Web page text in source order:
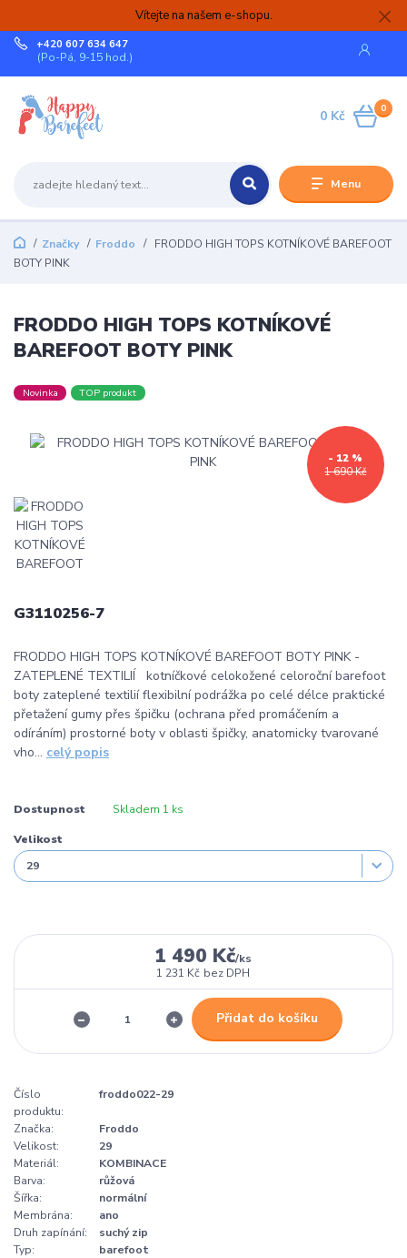
Vítejte na našem e-shopu.
Menu
+420 607 634 647
(Po-Pá, 9-15 hod.)
0
0 Kč
Značky Froddo
FRODDO HIGH TOPS KOTNÍKOVÉ BAREFOOT
BOTY PINK
FRODDO HIGH TOPS KOTNÍKOVÉ
BAREFOOT BOTY PINK
Novinka TOP produkt
1 690 Kč
- 12 %
G3110256-7
FRODDO HIGH TOPS KOTNÍKOVÉ BAREFOOT BOTY PINK -
ZATEPLENÉ TEXTILIÍ kotníčkové celokožené celoroční barefoot
boty zateplené textilií flexibilní podrážka po celé délce praktické
přetažení gumy přes špičku (ochrana před promáčením a
odíráním) prostorné boty v oblasti špičky, anatomicky tvarované
vho... celý popis
Dostupnost Skladem 1 ks
Velikost
1 490 Kč/ks
1 231 Kč bez DPH
Přidat do košíku
Číslo
produktu:
froddo022-29
Značka:
Froddo
Velikost:
29
Materiál:
KOMBINACE
Barva:
růžová
Šířka:
normální
Membrána:
ano
Druh zapínání:
suchý zip
Typ:
barefoot